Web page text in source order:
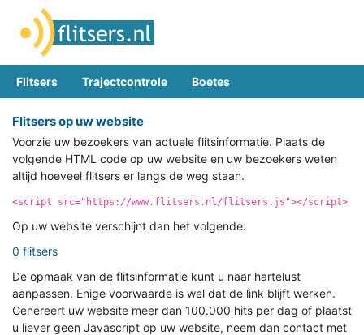
Flitsers Trajectcontrole Boetes
Flitsers op uw website
Voorzie uw bezoekers van actuele flitsinformatie. Plaats de
volgende HTML code op uw website en uw bezoekers weten
altijd hoeveel flitsers er langs de weg staan.
<script src="https://www.flitsers.nl/flitsers.js"></script>
Op uw website verschijnt dan het volgende:
0 flitsers
De opmaak van de flitsinformatie kunt u naar hartelust
aanpassen. Enige voorwaarde is wel dat de link blijft werken.
Genereert uw website meer dan 100.000 hits per dag of plaatst
u liever geen Javascript op uw website, neem dan contact met